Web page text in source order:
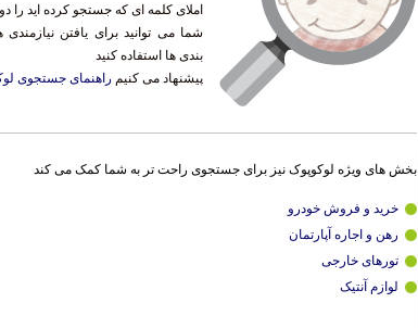
املای کلمه ای که جستجو کرده اید را
شما می توانید برای یافتن
بندی ها استفاده کنید
پیشنهاد می کنیم راهنمای جستجوی
بخش های ویژه لوکوپوک نیز برای جستجوی راحت تر به شما کمک می کند
خرید و فروش خودرو
رهن و اجاره آپارتمان
تورهای خارجی
لوازم آنتیک